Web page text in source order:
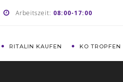
Arbeitszeit: 08:00-17:00
RITALIN KAUFEN KO TROPFEN